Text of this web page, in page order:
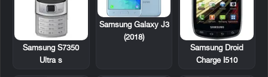
Samsung Droid
Charge I510
Samsung Galaxy J3
(2018)
Samsung S7350
Ultra s